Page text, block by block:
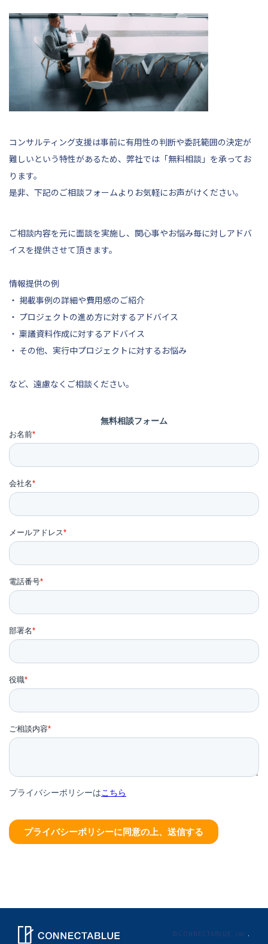
コンサルティング支援は事前に有用性の判断や委託範囲の決定が
難しいという特性があるため、弊社では「無料相談」を承ってお
ります。
是非、 下記のご相談フォームよりお気軽にお声がけください。
ご相談内容を元に面談を実施し、関心事やお悩み毎に対しアドバ
イスを提供させて頂きます。
情報提供の例
・ 掲載事例の詳細や費用感のご紹介
・ プロジェクトの進め方に対するアドバイス
・ 稟議資料作成に対するアドバイス
・ その他、実行中プロジェクトに対するお悩み
など、遠慮なくご相談ください。
©CONNECTABLUE, Inc .